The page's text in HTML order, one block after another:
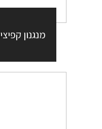
מנגנון